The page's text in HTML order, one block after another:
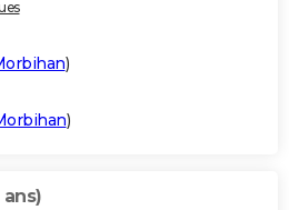
)
)